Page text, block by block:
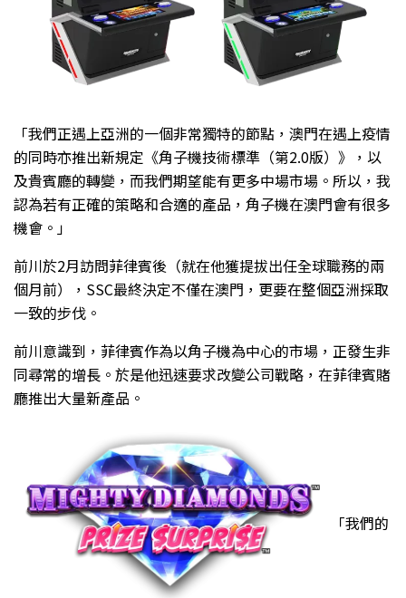
「我們正遇上亞洲的一個非常獨特的節點，澳門在遇上疫情
的同時亦推出新規定《角子機技術標準（第2.0版）》，以
及貴賓廳的轉變，而我們期望能有更多中場市場。所以，我
認為若有正確的策略和合適的產品，角子機在澳門會有很多
機會。」
前川於2月訪問菲律賓後（就在他獲提拔出任全球職務的兩
個月前），SSC最終決定不僅在澳門，更要在整個亞洲採取
一致的步伐。
前川意識到，菲律賓作為以角子機為中心的市場，正發生非
同尋常的增長。於是他迅速要求改變公司戰略，在菲律賓賭
廳推出大量新產品。
「我們的